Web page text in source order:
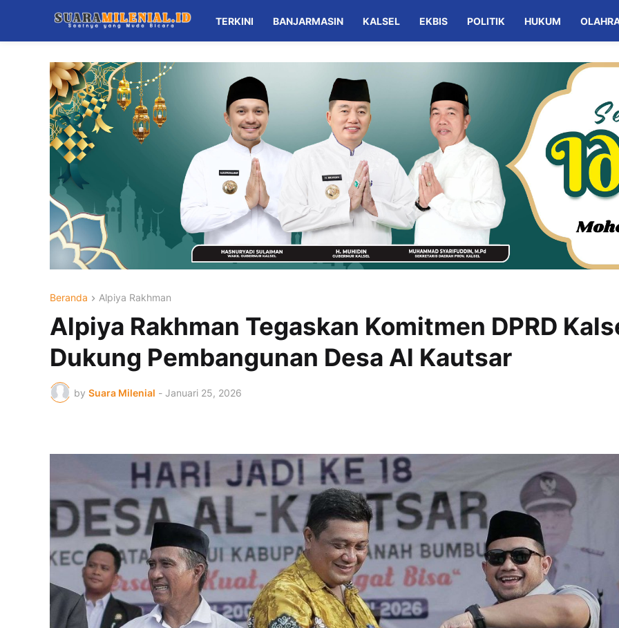
TERKINI BANJARMASIN KALSEL EKBIS POLITIK HUKUM
Beranda Alpiya Rakhman
Alpiya Rakhman Tegaskan Komitmen DPRD
Dukung Pembangunan Desa Al Kautsar
by Suara Milenial - Januari 25, 2026